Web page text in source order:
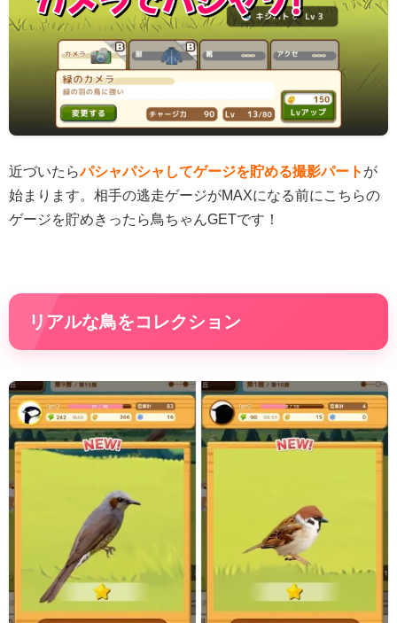
近づいたらパシャパシャしてゲージを貯める撮影パート が
始まります。相手の逃走ゲージがMAXになる前にこちらの
ゲージを貯めきったら鳥ちゃんGETです！
リアルな鳥をコレクション